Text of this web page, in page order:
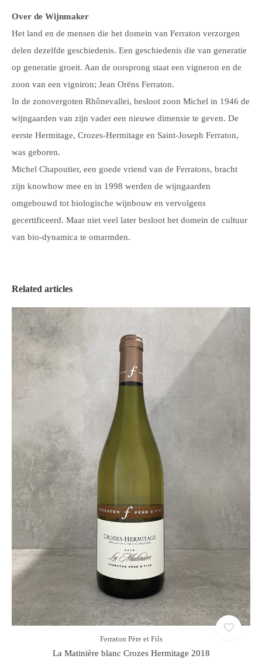
Over de Wijnmaker
Het land en de mensen die het domein van Ferraton verzorgen
delen dezelfde geschiedenis. Een geschiedenis die van generatie
op generatie groeit. Aan de oorsprong staat een vigneron en de
zoon van een vigniron; Jean Orëns Ferraton.
In de zonovergoten Rhônevallei, besloot zoon Michel in 1946 de
wijngaarden van zijn vader een nieuwe dimensie te geven. De
eerste Hermitage, Crozes-Hermitage en Saint-Joseph Ferraton,
was geboren.
Michel Chapoutier, een goede vriend van de Ferratons, bracht
zijn knowhow mee en in 1998 werden de wijngaarden
omgebouwd tot biologische wijnbouw en vervolgens
gecertificeerd. Maar niet veel later besloot het domein de cultuur
van bio-dynamica te omarmden.
Related articles
Ferraton Père et Fils
La Matinière blanc Crozes Hermitage 2018